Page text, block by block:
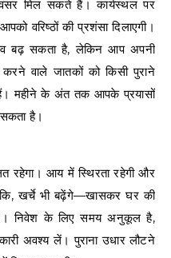
मिल सकते हैं। कार्यस्थल पर
वरिष्ठों की प्रशंसा दिलाएगी।
बढ़ सकता है, लेकिन आप अपनी
वाले जातकों को किसी पुराने
महीने के अंत तक आपके प्रयासों
है।
रहेगा। आय में स्थिरता रहेगी और
खर्चे भी बढ़ेंगे—खासकर घर की
निवेश के लिए समय अनुकूल है,
अवश्य लें। पुराना उधार लौटने